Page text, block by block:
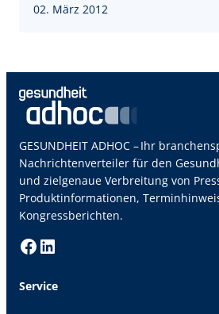
02. März 2012
GESUNDHEIT ADHOC – Ihr
Nachrichtenverteiler für den
und zielgenaue Verbreitung von
Produktinformationen,
Kongressberichten.
Facebook LinkedIn
Service